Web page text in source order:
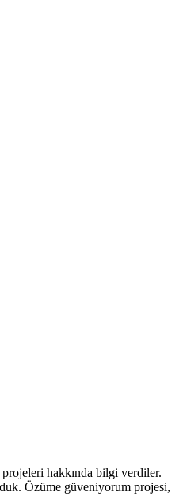
hakkında bilgi verdiler.
Özüme güveniyorum projesi,